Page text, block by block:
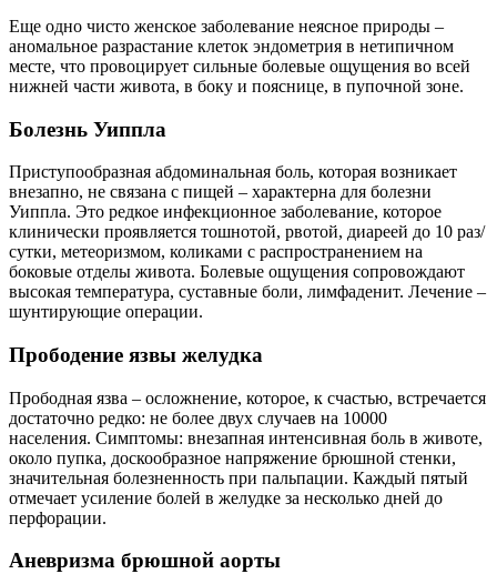
Еще одно чисто женское заболевание неясное природы –
аномальное разрастание клеток эндометрия в нетипичном
месте, что провоцирует сильные болевые ощущения во всей
нижней части живота, в боку и пояснице, в пупочной зоне.
Болезнь Уиппла
Приступообразная абдоминальная боль, которая возникает
внезапно, не связана с пищей – характерна для болезни
Уиппла. Это редкое инфекционное заболевание, которое
клинически проявляется тошнотой, рвотой, диареей до 10 раз/
сутки, метеоризмом, коликами с распространением на
боковые отделы живота. Болевые ощущения сопровождают
высокая температура, суставные боли, лимфаденит. Лечение –
шунтирующие операции.
Прободение язвы желудка
Прободная язва – осложнение, которое, к счастью, встречается
достаточно редко: не более двух случаев на 10000
населения. Симптомы: внезапная интенсивная боль в животе,
около пупка, доскообразное напряжение брюшной стенки,
значительная болезненность при пальпации. Каждый пятый
отмечает усиление болей в желудке за несколько дней до
перфорации.
Аневризма брюшной аорты